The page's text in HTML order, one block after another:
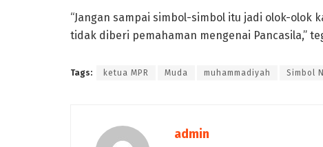
“Jangan sampai simbol-simbol itu jadi olok-
tidak diberi pemahaman mengenai Pancasila,”
Tags: ketua MPR Muda muhammadiyah Simbol
admin